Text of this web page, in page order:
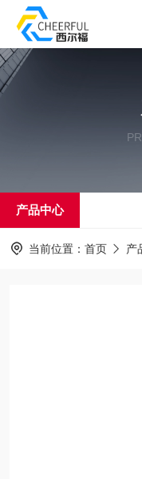
产品中心
当前位置： 首页 产